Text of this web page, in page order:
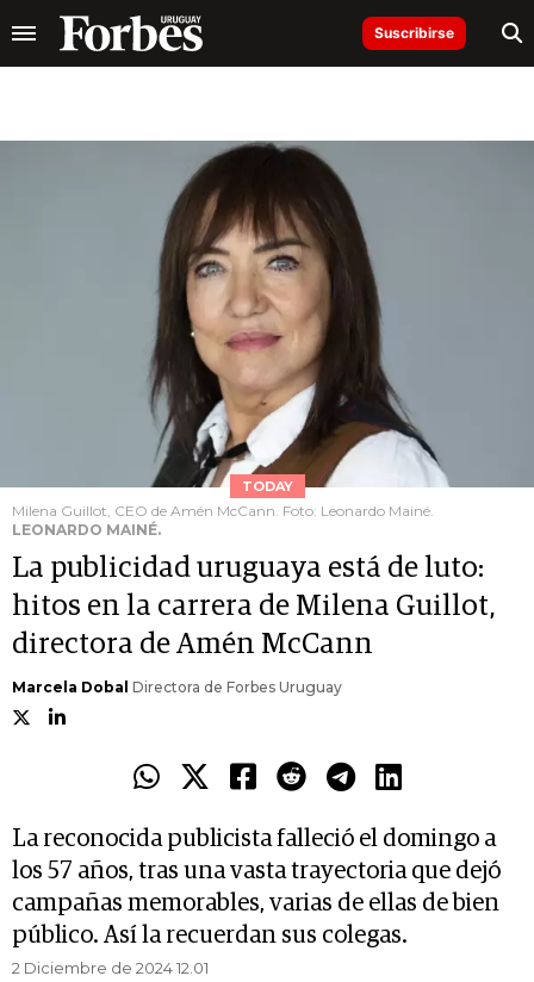
Suscribirse
TODAY
Milena Guillot, CEO de Amén McCann. Foto: Leonardo Mainé.
LEONARDO MAINÉ.
La publicidad uruguaya está de luto:
hitos en la carrera de Milena Guillot,
directora de Amén McCann
Marcela Dobal Directora de Forbes Uruguay
La reconocida publicista falleció el domingo a
los 57 años, tras una vasta trayectoria que dejó
campañas memorables, varias de ellas de bien
público. Así la recuerdan sus colegas.
2 Diciembre de 2024 12.01